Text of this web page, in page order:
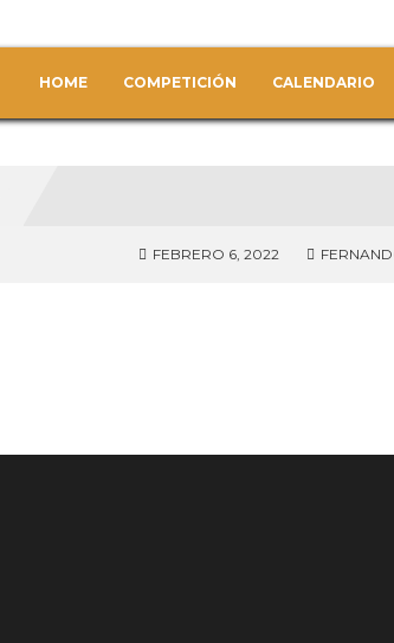
HOME COMPETICIÓN CALENDARIO
FEBRERO 6, 2022